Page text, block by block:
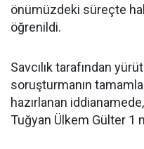
önümüzdeki süreçte
öğrenildi.
Savcılık tarafından
soruşturmanın
hazırlanan
Tuğyan Ülkem Gülter 1